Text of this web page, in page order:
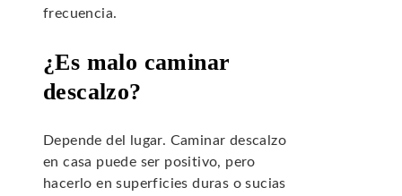
frecuencia.
¿Es malo caminar
descalzo?
Depende del lugar. Caminar descalzo
en casa puede ser positivo, pero
hacerlo en superficies duras o sucias